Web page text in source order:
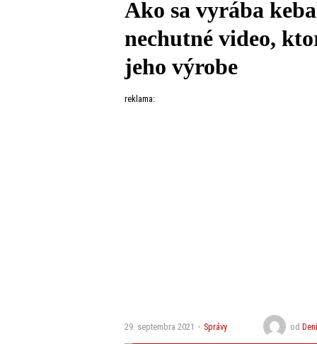
Ako sa vyrába
nechutné video,
jeho výrobe
reklama:
29. septembra 2021 Správy od